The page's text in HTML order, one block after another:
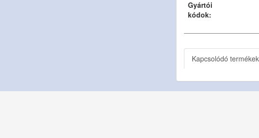
Gyártói
kódok:
Kapcsolódó termékek